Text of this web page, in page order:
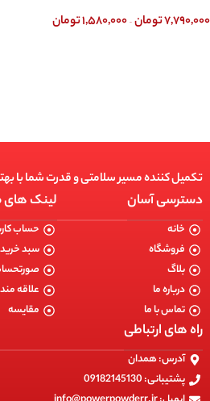
۷,۷۹۰,۰۰۰تومان–۱,۵۸۰,۰۰۰تومان
تکمیل کننده مسیر سلامتی و قدرت شما با
دسترسی آسان
خانه
فروشگاه
بلاگ
درباره ما
تماس با ما
لینک های
حساب
سبد خرید
علاقه
مقایسه
راه های ارتباطی
آدرس: همدان
پشتیبانی: 09182145130